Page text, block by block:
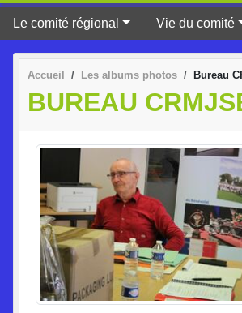
Le comité régional Vie du comité
Accueil Les albums photos Bureau
BUREAU